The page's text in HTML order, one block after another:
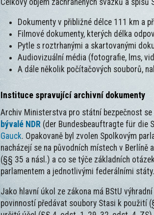
Dokumenty v přibližné délce 111 km a
Filmové dokumenty, kterých délka
Pytle s roztrhanými a skartovanými
Audiovizuální média (fotografie, lms,
A dále několik počítačových souborů,
Instituce spravující archivní dokumenty
Archiv Ministerstva pro státní bezpečnost se
bývalé NDR (der Bundesbeauftragte für die
Gauck. Opakovaně byl zvolen Spolkovým
nacházejí se na původních místech v Berlíně
(§§ 35 a násl.) a co se týče základních
parlamentem a jednotlivými federálními státy.
Jako hlavní úkol ze zákona má BStU
povinností předávat soubory Stasi k použití